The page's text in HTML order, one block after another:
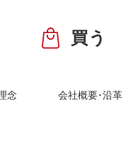
買う
念 会社概要･沿革